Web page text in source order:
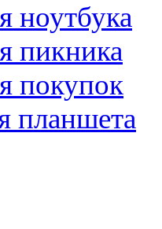
ноутбука
пикника
покупок
планшета